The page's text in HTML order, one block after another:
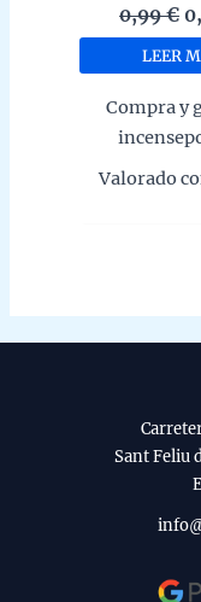
0,99€ El
LEER
Compra y
Valorado
Sant Feliu